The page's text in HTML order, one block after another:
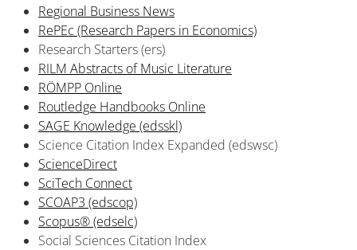
Regional Business News
RePEc (Research Papers in Economics)
Research Starters (ers)
RILM Abstracts of Music Literature
RÖMPP Online
Routledge Handbooks Online
SAGE Knowledge (edsskl)
Science Citation Index Expanded (edswsc)
ScienceDirect
SciTech Connect
SCOAP3 (edscop)
Scopus® (edselc)
Social Sciences Citation Index